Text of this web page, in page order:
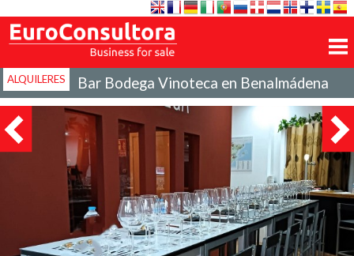
ALQUILERES Bar Bodega Vinoteca en Benalmádena